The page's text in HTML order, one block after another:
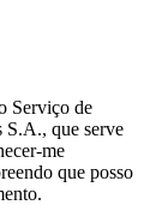
Serviço de
que serve
me
que posso